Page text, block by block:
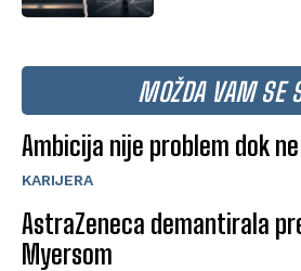
MOŽDA VAM SE
Ambicija nije problem dok
KARIJERA
AstraZeneca demantirala
Myersom